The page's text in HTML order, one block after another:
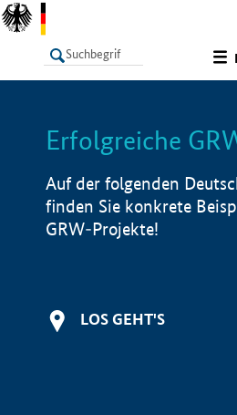
LISTE
Erfolgreiche
Auf der folgenden
finden Sie konkrete
GRW-Projekte!
LOS GEHT'S